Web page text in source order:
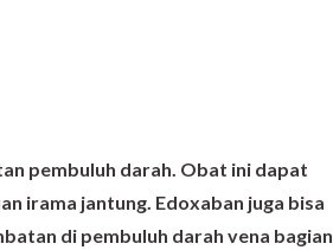
pembuluh darah. Obat ini dapat
irama jantung. Edoxaban juga bisa
di pembuluh darah vena bagian